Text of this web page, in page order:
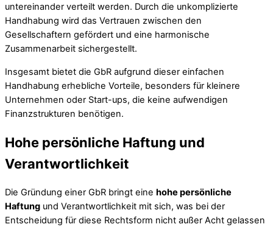
untereinander verteilt werden. Durch die unkomplizierte
Handhabung wird das Vertrauen zwischen den
Gesellschaftern gefördert und eine harmonische
Zusammenarbeit sichergestellt.
Insgesamt bietet die GbR aufgrund dieser einfachen
Handhabung erhebliche Vorteile, besonders für kleinere
Unternehmen oder Start-ups, die keine aufwendigen
Finanzstrukturen benötigen.
Hohe persönliche Haftung und
Verantwortlichkeit
Die Gründung einer GbR bringt eine hohe persönliche
Haftung und Verantwortlichkeit mit sich, was bei der
Entscheidung für diese Rechtsform nicht außer Acht gelassen